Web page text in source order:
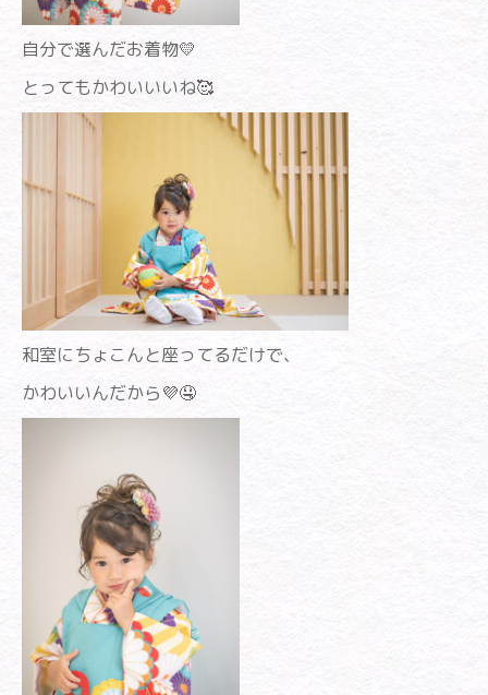
自分で選んだお着物💛
とってもかわいいいね🥰
和室にちょこんと座ってるだけで、
かわいいんだから💜🤤